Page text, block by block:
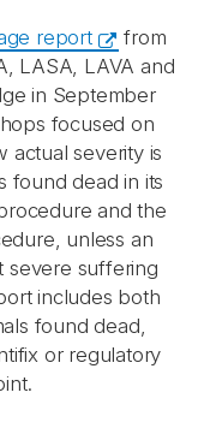
report
from
LASA, LAVA and
in September
focused on
actual severity is
found dead in its
and the
unless an
severe suffering
includes both
found dead,
or regulatory